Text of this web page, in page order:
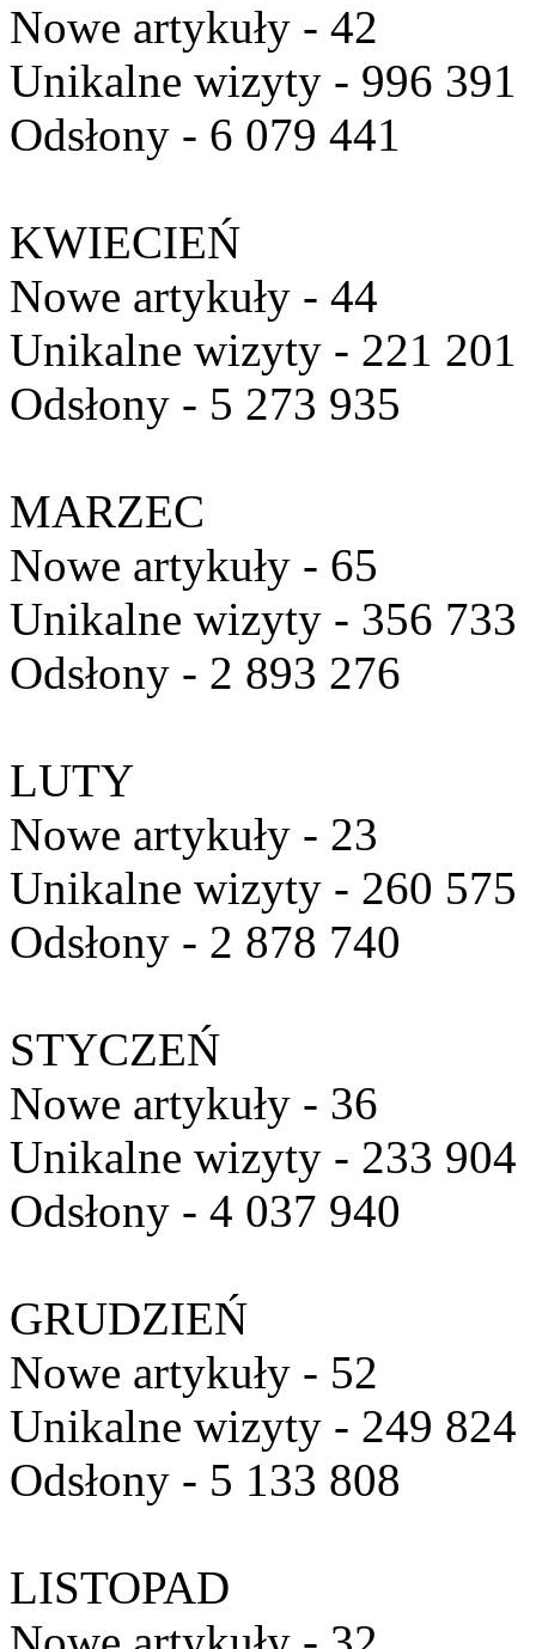
Nowe artykuły - 42
Unikalne wizyty - 996 391
Odsłony - 6 079 441
KWIECIEŃ
Nowe artykuły - 44
Unikalne wizyty - 221 201
Odsłony - 5 273 935
MARZEC
Nowe artykuły - 65
Unikalne wizyty - 356 733
Odsłony - 2 893 276
LUTY
Nowe artykuły - 23
Unikalne wizyty - 260 575
Odsłony - 2 878 740
STYCZEŃ
Nowe artykuły - 36
Unikalne wizyty - 233 904
Odsłony - 4 037 940
GRUDZIEŃ
Nowe artykuły - 52
Unikalne wizyty - 249 824
Odsłony - 5 133 808
LISTOPAD